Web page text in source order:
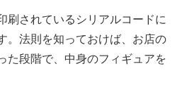
刷されているシリアルコードに
。法則を知っておけば、お店の
た段階で、中身のフィギュアを